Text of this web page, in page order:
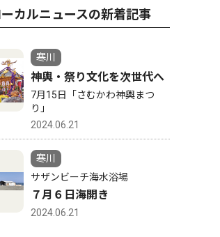
山）、安楽寺（岡田）
カルニュースの新着記事
寒川
神輿・祭り文化を次世代へ
7月15日「さむかわ神輿まつ
り」
2024.06.21
寒川
サザンビーチ海水浴場
７月６日海開き
2024.06.21